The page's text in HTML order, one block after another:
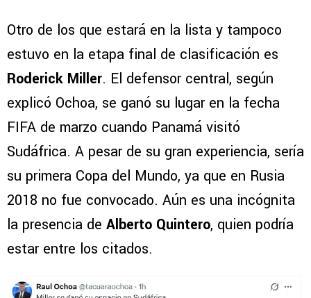
Otro de los que estará en la lista y tampoco
estuvo en la etapa final de clasificación es
Roderick Miller. El defensor central, según
explicó Ochoa, se ganó su lugar en la fecha
FIFA de marzo cuando Panamá visitó
Sudáfrica. A pesar de su gran experiencia, sería
su primera Copa del Mundo, ya que en Rusia
2018 no fue convocado. Aún es una incógnita
la presencia de Alberto Quintero, quien podría
estar entre los citados.